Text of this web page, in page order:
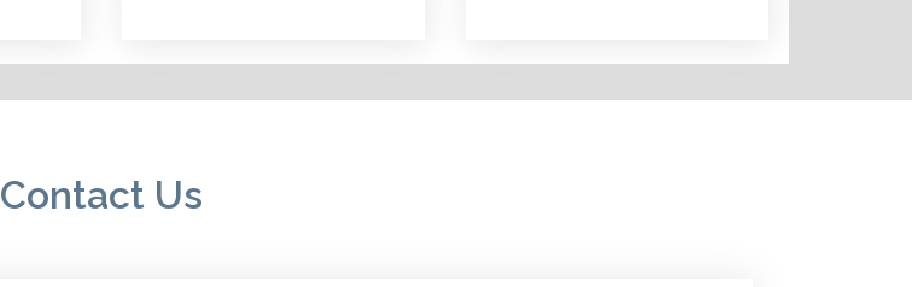
Contact Us